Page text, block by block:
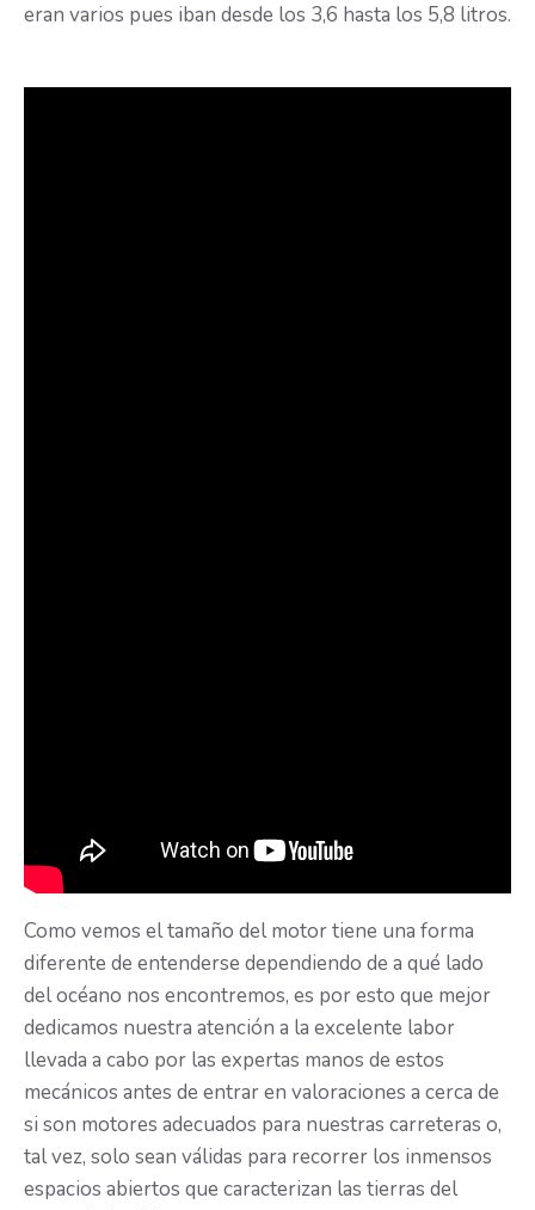
eran varios pues iban desde los 3,6 hasta los 5,8 litros.
Como vemos el tamaño del motor tiene una forma
diferente de entenderse dependiendo de a qué lado
del océano nos encontremos, es por esto que mejor
dedicamos nuestra atención a la excelente labor
llevada a cabo por las expertas manos de estos
mecánicos antes de entrar en valoraciones a cerca de
si son motores adecuados para nuestras carreteras o,
tal vez, solo sean válidas para recorrer los inmensos
espacios abiertos que caracterizan las tierras del